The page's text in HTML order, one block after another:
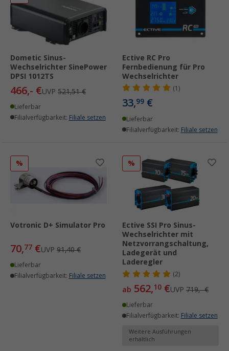
Dometic Sinus-
Wechselrichter SinePower
DPSI 1012TS
466,- €UVP 521,51 €
Lieferbar
Filialverfügbarkeit: Filiale setzen
Ective RC Pro
Fernbedienung für Pro
Wechselrichter
(1)
33,99 €
Lieferbar
Filialverfügbarkeit: Filiale setzen
%
Votronic D+ Simulator Pro
70,77 €UVP 91,40 €
Lieferbar
Filialverfügbarkeit: Filiale setzen
%
Ective SSI Pro Sinus-
Wechselrichter mit
Netzvorrangschaltung,
Ladegerät und
Laderegler
(2)
ab 562,10 €UVP 719,- €
Lieferbar
Filialverfügbarkeit: Filiale setzen
Weitere Ausführungen
erhältlich